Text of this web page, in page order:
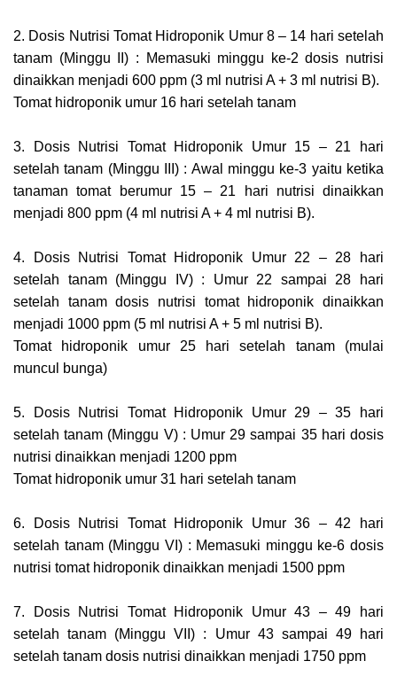
2. Dosis Nutrisi Tomat Hidroponik Umur 8 – 14 hari setelah
tanam (Minggu II) : Memasuki minggu ke-2 dosis nutrisi
dinaikkan menjadi 600 ppm (3 ml nutrisi A + 3 ml nutrisi B).
Tomat hidroponik umur 16 hari setelah tanam
3. Dosis Nutrisi Tomat Hidroponik Umur 15 – 21 hari
setelah tanam (Minggu III) : Awal minggu ke-3 yaitu ketika
tanaman tomat berumur 15 – 21 hari nutrisi dinaikkan
menjadi 800 ppm (4 ml nutrisi A + 4 ml nutrisi B).
4. Dosis Nutrisi Tomat Hidroponik Umur 22 – 28 hari
setelah tanam (Minggu IV) : Umur 22 sampai 28 hari
setelah tanam dosis nutrisi tomat hidroponik dinaikkan
menjadi 1000 ppm (5 ml nutrisi A + 5 ml nutrisi B).
Tomat hidroponik umur 25 hari setelah tanam (mulai
muncul bunga)
5. Dosis Nutrisi Tomat Hidroponik Umur 29 – 35 hari
setelah tanam (Minggu V) : Umur 29 sampai 35 hari dosis
nutrisi dinaikkan menjadi 1200 ppm
Tomat hidroponik umur 31 hari setelah tanam
6. Dosis Nutrisi Tomat Hidroponik Umur 36 – 42 hari
setelah tanam (Minggu VI) : Memasuki minggu ke-6 dosis
nutrisi tomat hidroponik dinaikkan menjadi 1500 ppm
7. Dosis Nutrisi Tomat Hidroponik Umur 43 – 49 hari
setelah tanam (Minggu VII) : Umur 43 sampai 49 hari
setelah tanam dosis nutrisi dinaikkan menjadi 1750 ppm